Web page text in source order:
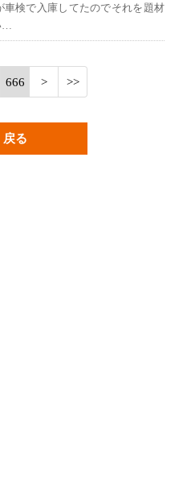
車検で入庫してたのでそれを題材
666
戻る